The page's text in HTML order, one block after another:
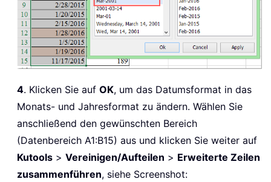
4. Klicken Sie auf OK, um das Datumsformat in das
Monats- und Jahresformat zu ändern. Wählen Sie
anschließend den gewünschten Bereich
(Datenbereich A1:B15) aus und klicken Sie weiter auf
Kutools > Vereinigen/Aufteilen > Erweiterte Zeilen
zusammenführen, siehe Screenshot: